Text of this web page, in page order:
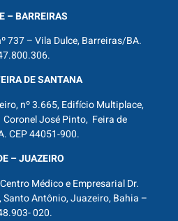
– BARREIRAS
737 – Vila Dulce, Barreiras/BA.
DE SANTANA
nº 3.665, Edifício Multiplace,
José Pinto, Feira de
CEP 44051-900.
– JUAZEIRO
Médico e Empresarial Dr.
Santo Antônio, Juazeiro, Bahia –
020.